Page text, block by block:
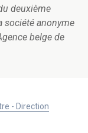
deuxième
société anonyme
belge de
- Direction